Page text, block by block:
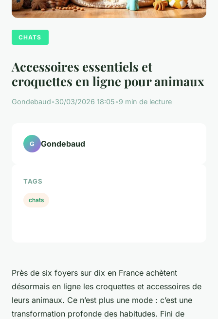
CHATS
Accessoires essentiels et
croquettes en ligne pour animaux
Gondebaud•30/03/2026 18:05•9 min de lecture
Près de six foyers sur dix en France achètent
désormais en ligne les croquettes et accessoires de
leurs animaux. Ce n’est plus une mode : c’est une
transformation profonde des habitudes. Fini de
G Gondebaud
TAGS
chats